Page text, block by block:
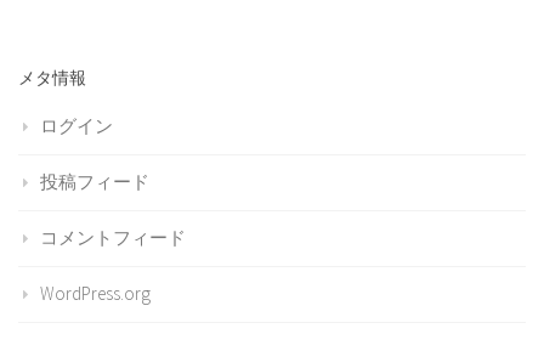
メタ情報
ログイン
投稿フィード
コメントフィード
WordPress.org